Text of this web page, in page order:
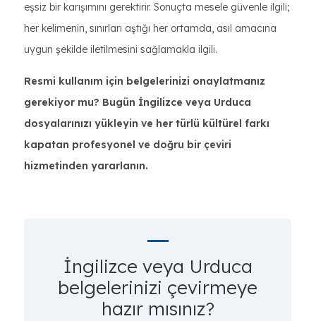
eşsiz bir karışımını gerektirir. Sonuçta mesele güvenle ilgili;
her kelimenin, sınırları aştığı her ortamda, asıl amacına
uygun şekilde iletilmesini sağlamakla ilgili.
Resmi kullanım için belgelerinizi onaylatmanız
gerekiyor mu? Bugün İngilizce veya Urduca
dosyalarınızı yükleyin ve her türlü kültürel farkı
kapatan profesyonel ve doğru bir çeviri
hizmetinden yararlanın.
İngilizce veya Urduca
belgelerinizi çevirmeye
hazır mısınız?